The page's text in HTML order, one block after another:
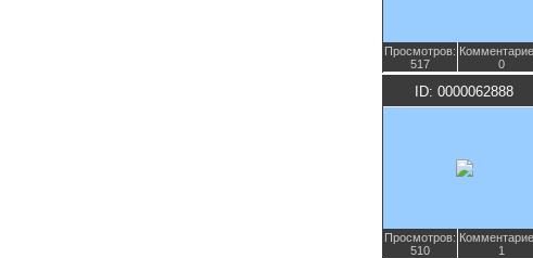
Просмотров:
517
0
ID: 0000062888
Просмотров:
510
1